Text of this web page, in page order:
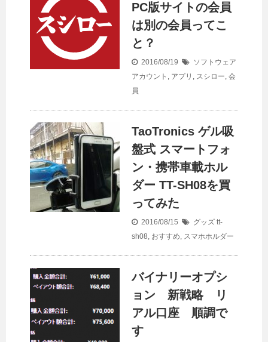
PC版サイトの会員
は別の会員ってこ
と？
2016/08/19
ソフトウェア
アカウント , アプリ , スシロー, 会
員
TaoTronics ゲル吸
盤式 スマートフォ
ン・携帯車載ホル
ダー TT-SH08を買
ってみた
2016/08/15 グッズ tt-
sh08, おすすめ, スマホホルダー
バイナリーオプシ
ョン 新戦略 リ
アル口座 順調で
す